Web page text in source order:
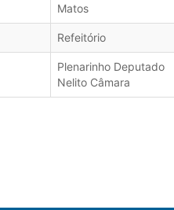
Matos
Refeitório
Plenarinho Deputado
Nelito Câmara